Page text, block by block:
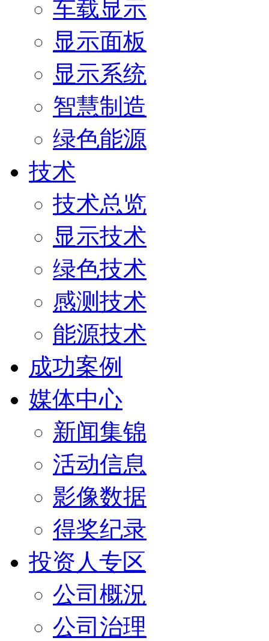
车载显示
显示面板
显示系统
智慧制造
绿色能源
技术
技术总览
显示技术
绿色技术
感测技术
能源技术
成功案例
媒体中心
新闻集锦
活动信息
影像数据
得奖纪录
投资人专区
公司概況
公司治理